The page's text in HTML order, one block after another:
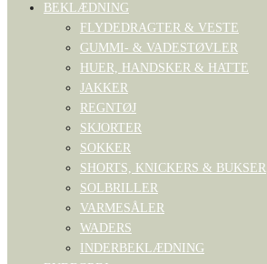
BEKLÆDNING
FLYDEDRAGTER & VESTE
GUMMI- & VADESTØVLER
HUER, HANDSKER & HATTE
JAKKER
REGNTØJ
SKJORTER
SOKKER
SHORTS, KNICKERS & BUKSER
SOLBRILLER
VARMESÅLER
WADERS
INDERBEKLÆDNING